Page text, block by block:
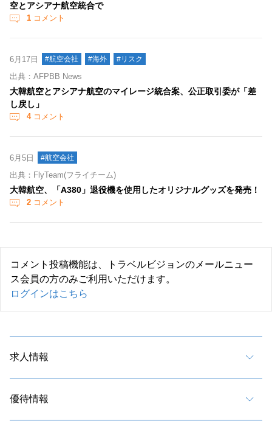
空とアシアナ航空統合で
1 コメント
6月17日 #航空会社 #海外 #リスク
出典：AFPBB News
大韓航空とアシアナ航空のマイレージ統合案、公正取引委が「差
し戻し」
4コメント
6月5日 #航空会社
出典：FlyTeam(フライチーム)
大韓航空、「A380」退役機を使用したオリジナルグッズを発売！
2 コメント
コメント投稿機能は、トラベルビジョンのメールニュー
ス会員の方のみご利用いただけます。
ログインはこちら
求人情報
優待情報